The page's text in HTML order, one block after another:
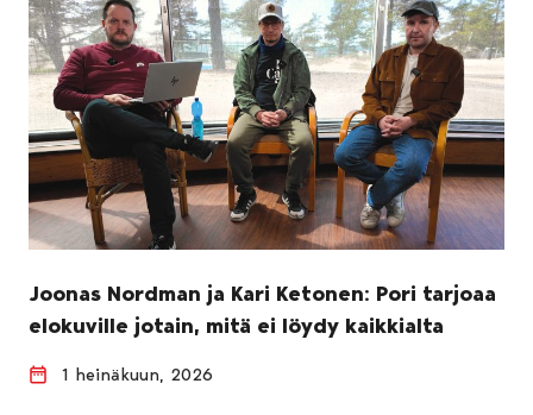
Joonas Nordman ja Kari Ketonen: Pori tarjoaa
elokuville jotain, mitä ei löydy kaikkialta
1 heinäkuun, 2026